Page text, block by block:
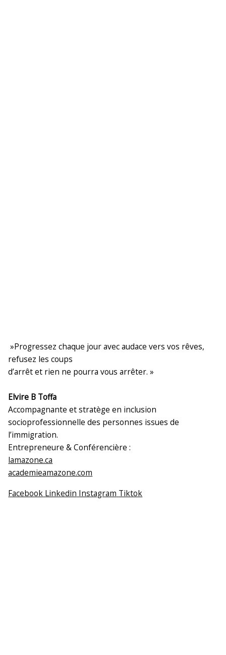
»Progressez chaque jour avec audace vers vos rêves,
refusez les coups
d’arrêt et rien ne pourra vous arrêter. »
Elvire B Toffa
Accompagnante et stratège en inclusion
socioprofessionnelle des personnes issues de
l’immigration.
Entrepreneure & Conférencière :
lamazone.ca
academieamazone.com
Facebook Linkedin Instagram Tiktok